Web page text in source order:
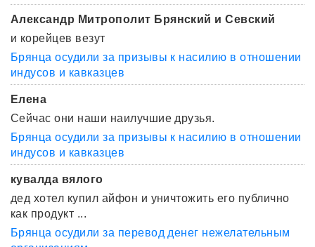
Александр Митрополит Брянский и Севский
и корейцев везут
Брянца осудили за призывы к насилию в отношении
индусов и кавказцев
Елена
Сейчас они наши наилучшие друзья.
Брянца осудили за призывы к насилию в отношении
индусов и кавказцев
кувалда вялого
дед хотел купил айфон и уничтожить его публично
как продукт ...
Брянца осудили за перевод денег нежелательным